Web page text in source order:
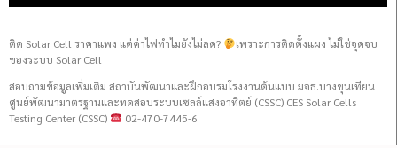
ติด Solar Cell ราคาแพง แต่ค่าไฟทำไมยังไม่ลด?
เพราะการติดตั้งแผง ไม่ใช่จุดจบ
ของระบบ Solar Cell
สอบถามข้อมูลเพิ่มเติม สถาบันพัฒนาและฝึกอบรมโรงงานต้นแบบ มจธ.บางขุนเทียน
ศูนย์พัฒนามาตรฐานและทดสอบระบบเซลล์แสงอาทิตย์ (CSSC) CES Solar Cells
Testing Center (CSSC)
02-470-7445-6